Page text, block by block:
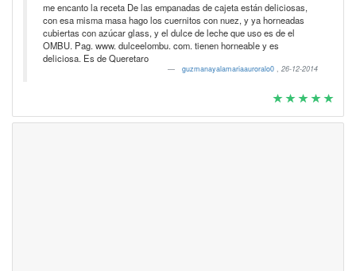
me encanto la receta De las empanadas de cajeta están deliciosas,
con esa misma masa hago los cuernitos con nuez, y ya horneadas
cubiertas con azúcar glass, y el dulce de leche que uso es de el
OMBU. Pag. www. dulceelombu. com. tienen horneable y es
deliciosa. Es de Queretaro
guzmanayalamariaauroralo0 , 26-12-2014